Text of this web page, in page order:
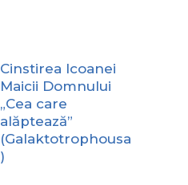
Cinstirea Icoanei
Maicii Domnului
„Cea care
alăptează”
(Galaktotrophousa
)